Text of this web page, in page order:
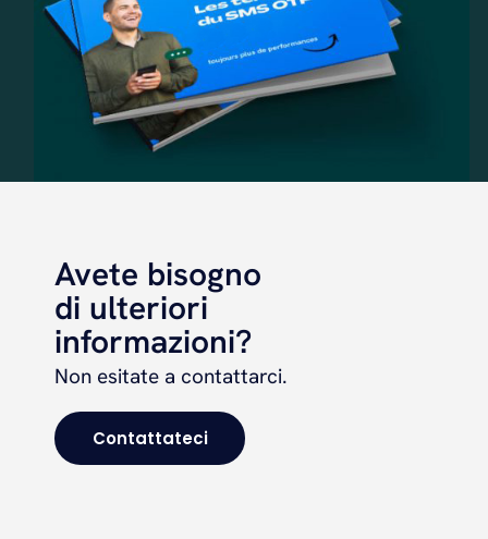
Avete bisogno
di ulteriori
informazioni?
Non esitate a contattarci.
Contattateci